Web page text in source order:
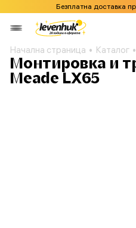
Безплатна доставка
Начална страница Каталог
Монтировка и
Meade LX65